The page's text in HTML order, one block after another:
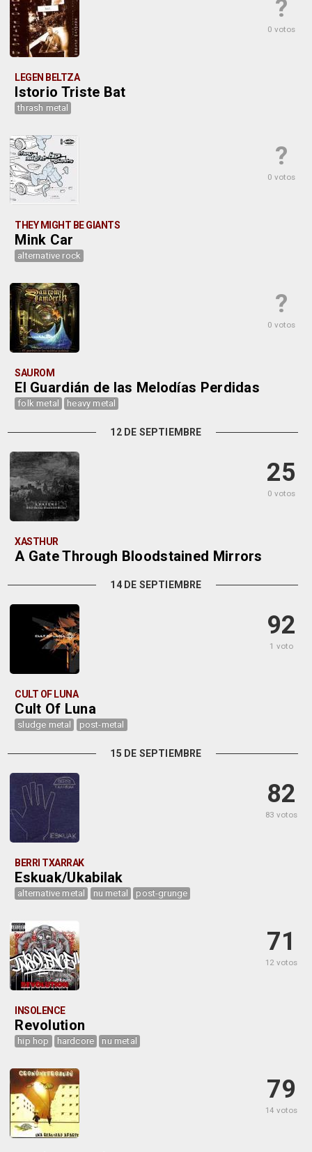
?
0 votos
LEGEN BELTZA
Istorio Triste Bat
thrash metal
?
0 votos
THEY MIGHT BE GIANTS
Mink Car
alternative rock
?
0 votos
SAUROM
El Guardián de las Melodías Perdidas
folk metal heavy metal
12 DE SEPTIEMBRE
25
0 votos
XASTHUR
A Gate Through Bloodstained Mirrors
14 DE SEPTIEMBRE
92
1 voto
CULT OF LUNA
Cult Of Luna
sludge metal post-metal
15 DE SEPTIEMBRE
82
83 votos
BERRI TXARRAK
Eskuak/Ukabilak
alternative metal nu metal post-grunge
71
12 votos
INSOLENCE
Revolution
hip hop hardcore nu metal
79
14 votos